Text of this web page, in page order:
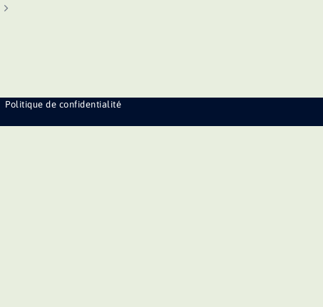
Politique de confidentialité